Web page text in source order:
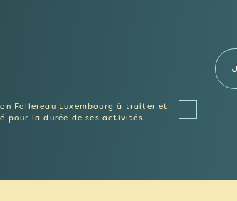
Follereau Luxembourg à traiter et
pour la durée de ses activités.